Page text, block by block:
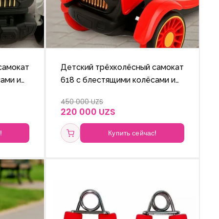
и
Детский трёхколёсный самокат
618 с блестящими колёсами и
ручкой.
450 000 UZS
220 000 UZS
Купить сейчас!